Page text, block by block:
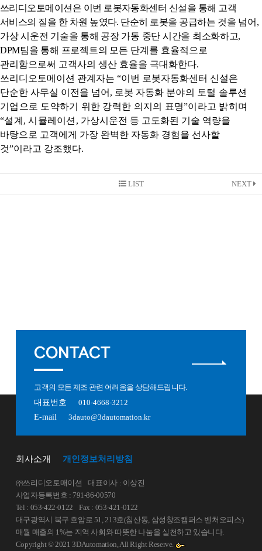
쓰리디오토메이션은 이번 로봇자동화센터 신설을 통해 고객
서비스의 질을 한 차원 높였다. 단순히 로봇을 공급하는 것을 넘어 ,
가상 시운전 기술을 통해 공장 가동 중단 시간을 최소화하고,
DPM팀을 통해 프로젝트의 모든 단계를 효율적으로
관리함으로써 고객사의 생산 효율을 극대화한다.
쓰리디오토메이션 관계자는 “이번 로봇자동화센터 신설은
단순한 사무실 이전을 넘어 , 로봇 자동화 분야의 토털 솔루션
기업으로 도약하기 위한 강력한 의지의 표명”이라고 밝히며
“설계 ,시뮬레이션 , 가상시운전 등 고도화된 기술 역량을
바탕으로 고객에게 가장 완벽한 자동화 경험을 선사할
것”이라고 강조했다.
NEXT
LIST
CONTACT
고객의 모든 제조 관련 어려움을 상담해드립니다.
대표번호 010-4668-3212
E-mail 3dauto@3dautomation.kr
회사소개 개인정보처리방침
㈜쓰리디오토매이션
대표이사 : 이상진
사업자등록번호 : 791-86-00570
Tel : 053-422-0122
Fax : 053-421-0122
대구광역시 북구 호암로 51, 213호(침산동, 삼성창조캠퍼스 벤처오피스)
매월 매출의 1%는 지역 사회와 따뜻한 나눔을 실천하고 있습니다.
Copyright © 2021 3DAutomation, All Right Reserve.